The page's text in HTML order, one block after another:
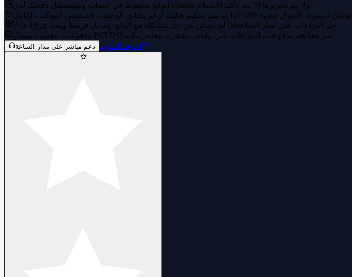
الدفع محفوظ في حساب وسيط
تظل دفعتك لدى igitems ولا يتم تحريرها إلا بعد تأكيد الاستلام.
ضمان استرداد الأموال بنسبة 100%
حل النزاعات على مدار الساعةإذا لم تتمكن من حل مشكلة مع البائع، يتدخل فريقنا ويتخذ قرارًا عادلاً.
مدفوعات معتمدة بمعيار PCI DSS
تتم معالجة مدفوعات البطاقات عبر بوابات مشفرة بمعايير بنكية.
دعم مباشر على مدار الساعة اعرف المزيد